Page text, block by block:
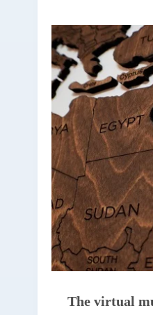
The virtual